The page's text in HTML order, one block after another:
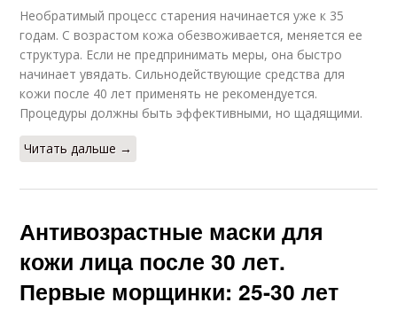
Необратимый процесс старения начинается уже к 35
годам. С возрастом кожа обезвоживается, меняется ее
структура. Если не предпринимать меры, она быстро
начинает увядать. Сильнодействующие средства для
кожи после 40 лет применять не рекомендуется.
Процедуры должны быть эффективными, но щадящими.
Читать дальше →
Антивозрастные маски для
кожи лица после 30 лет.
Первые морщинки: 25-30 лет